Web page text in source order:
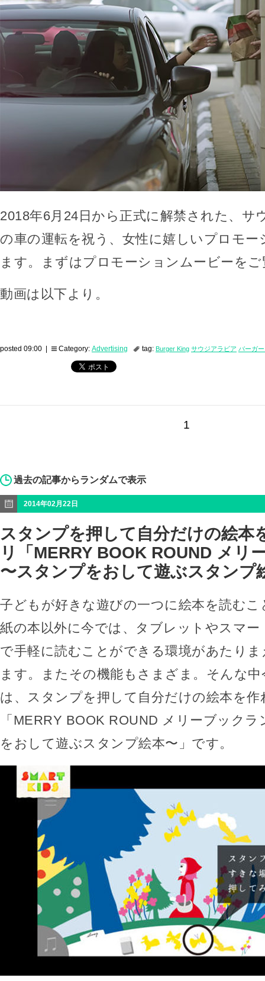
2018年6月24日から正式に解禁された、サ
の車の運転を祝う、女性に嬉しいプロモ
ます。まずはプロモーションムービーを
動画は以下より。
posted 09:00 | Category: Advertising tag: Burger King サウジアラビア バーガ
1
過去の記事からランダムで表示
2014年02月22日
スタンプを押して自分だけの絵本
リ「MERRY BOOK ROUND メリ
〜スタンプをおして遊ぶスタンプ
子どもが好きな遊びの一つに絵本を読む
紙の本以外に今では、タブレットやスマ
で手軽に読むことができる環境があたり
ます。またその機能もさまざま。そんな
は、スタンプを押して自分だけの絵本を
「MERRY BOOK ROUND メリーブック
をおして遊ぶスタンプ絵本〜」です。